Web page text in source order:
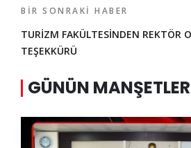
BIR SONRAKI HABER
TURİZM FAKÜLTESİNDEN REKTÖR
TEŞEKKÜRÜ
GÜNÜN